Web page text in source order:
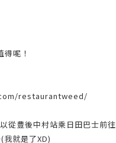
呢！
restaurantweed/
從豊後中村站乘日田巴士前往
我就是了XD)